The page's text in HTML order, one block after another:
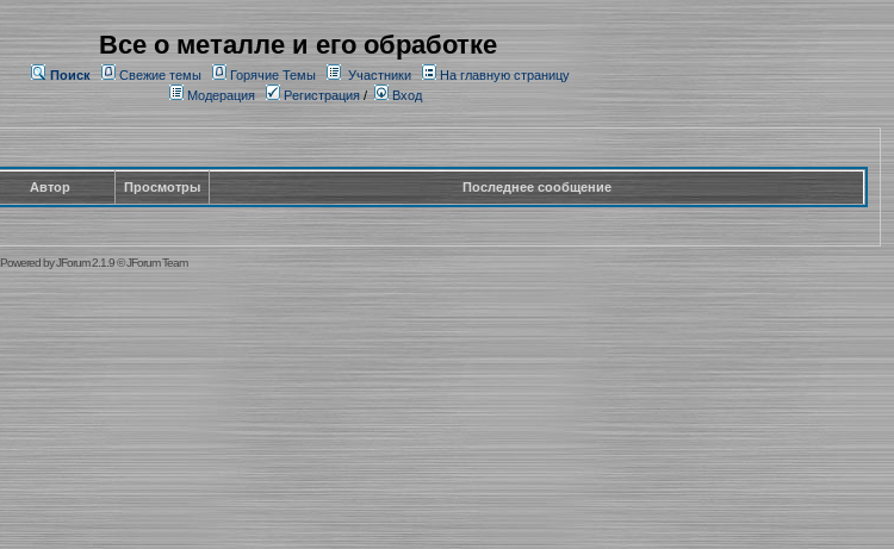
Все о металле и его обработке
Поиск Свежие темы Горячие Темы Участники
На главную страницу
Модерация
Регистрация/ Вход
Автор Просмотры Последнее сообщение
Powered byJForum 2.1.9©JForum Team